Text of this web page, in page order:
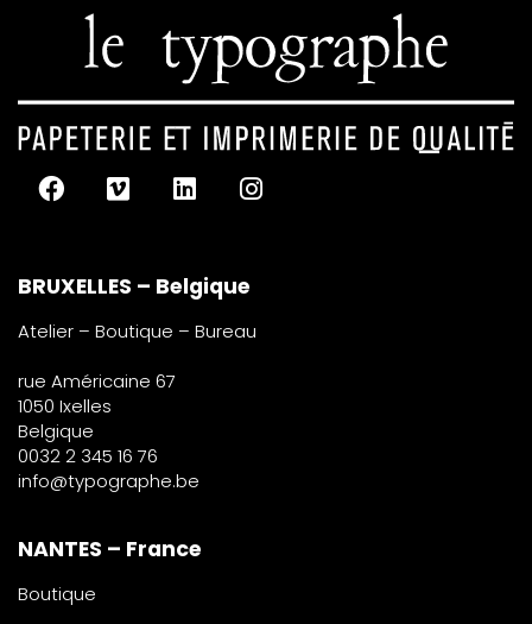
BRUXELLES – Belgique
Atelier – Boutique – Bureau
rue Américaine 67
1050 Ixelles
Belgique
0032 2 345 16 76
info@typographe.be
NANTES – France
Boutique